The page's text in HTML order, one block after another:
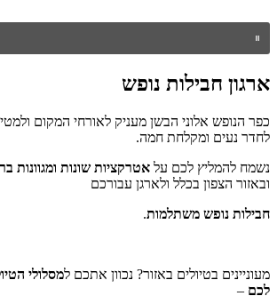
ארגון חבילות נופש
כפר הנופש אלוני הבשן מעניק לאורחי המקום
לחדר נעים ומקלחת חמה.
נשמח להמליץ לכם על אטרקציות שונות ומגוונות
ובאזור הצפון בכלל ולארגן עבורכם
חבילות נופש משתלמות.
מעוניינים בטיולים באזור? נכוון אתכם למסלולי
לכם –